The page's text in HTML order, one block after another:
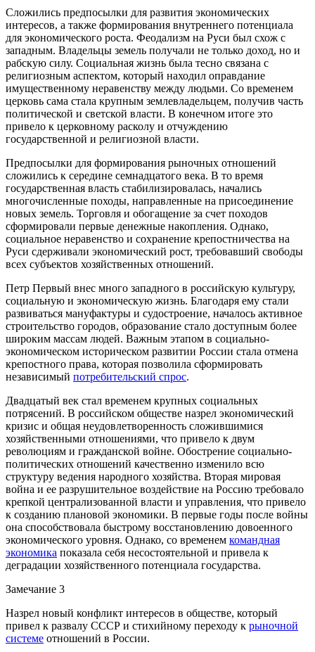
Сложились предпосылки для развития экономических
интересов, а также формирования внутреннего потенциала
для экономического роста. Феодализм на Руси был схож с
западным. Владельцы земель получали не только доход, но и
рабскую силу. Социальная жизнь была тесно связана с
религиозным аспектом, который находил оправдание
имущественному неравенству между людьми. Со временем
церковь сама стала крупным землевладельцем, получив часть
политической и светской власти. В конечном итоге это
привело к церковному расколу и отчуждению
государственной и религиозной власти.
Предпосылки для формирования рыночных отношений
сложились к середине семнадцатого века. В то время
государственная власть стабилизировалась, начались
многочисленные походы, направленные на присоединение
новых земель. Торговля и обогащение за счет походов
сформировали первые денежные накопления. Однако,
социальное неравенство и сохранение крепостничества на
Руси сдерживали экономический рост, требовавший свободы
всех субъектов хозяйственных отношений.
Петр Первый внес много западного в российскую культуру,
социальную и экономическую жизнь. Благодаря ему стали
развиваться мануфактуры и судостроение, началось активное
строительство городов, образование стало доступным более
широким массам людей. Важным этапом в социально-
экономическом историческом развитии России стала отмена
крепостного права, которая позволила сформировать
независимый потребительский спрос.
Двадцатый век стал временем крупных социальных
потрясений. В российском обществе назрел экономический
кризис и общая неудовлетворенность сложившимися
хозяйственными отношениями, что привело к двум
революциям и гражданской войне. Обострение социально-
политических отношений качественно изменило всю
структуру ведения народного хозяйства. Вторая мировая
война и ее разрушительное воздействие на Россию требовало
крепкой централизованной власти и управления, что привело
к созданию плановой экономики. В первые годы после войны
она способствовала быстрому восстановлению довоенного
экономического уровня. Однако, со временем командная
экономика показала себя несостоятельной и привела к
деградации хозяйственного потенциала государства.
Замечание 3
Назрел новый конфликт интересов в обществе, который
привел к развалу СССР и стихийному переходу к рыночной
системе отношений в России.